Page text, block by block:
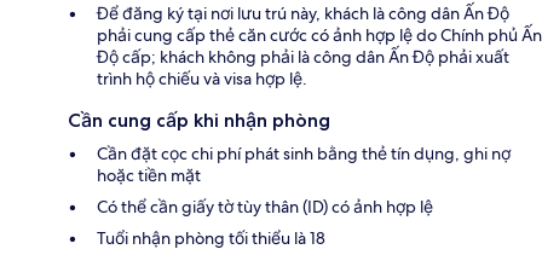
Để đăng ký tại nơi lưu trú này, khách là công dân Ấn Độ
phải cung cấp thẻ căn cước có ảnh hợp lệ do Chính phủ Ấn
Độ cấp; khách không phải là công dân Ấn Độ phải xuất
trình hộ chiếu và visa hợp lệ.
Cần cung cấp khi nhận phòng
Cần đặt cọc chi phí phát sinh bằng thẻ tín dụng, ghi nợ
hoặc tiền mặt
Có thể cần giấy tờ tùy thân (ID) có ảnh hợp lệ
Tuổi nhận phòng tối thiểu là 18